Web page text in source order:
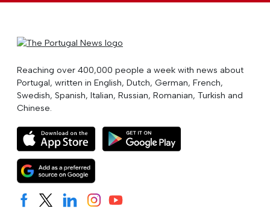
Reaching over 400,000 people a week with news about
Portugal, written in English, Dutch, German, French,
Swedish, Spanish, Italian, Russian, Romanian, Turkish and
Chinese.